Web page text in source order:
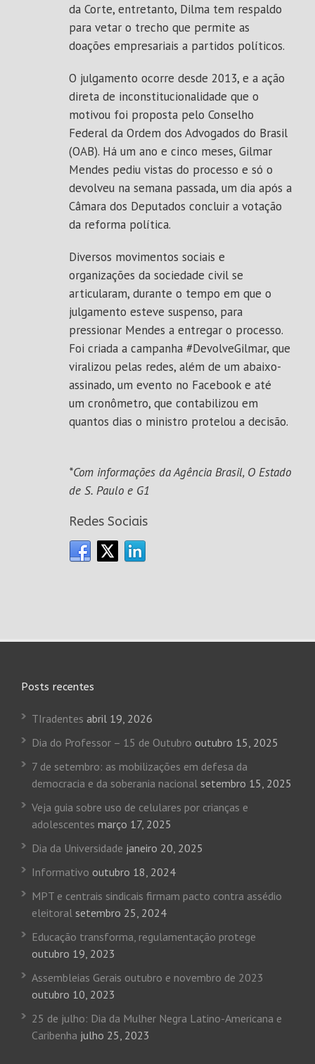
da Corte, entretanto, Dilma tem respaldo
para vetar o trecho que permite as
doações empresariais a partidos políticos.
O julgamento ocorre desde 2013, e a ação
direta de inconstitucionalidade que o
motivou foi proposta pelo Conselho
Federal da Ordem dos Advogados do Brasil
(OAB). Há um ano e cinco meses, Gilmar
Mendes pediu vistas do processo e só o
devolveu na semana passada, um dia após a
Câmara dos Deputados concluir a votação
da reforma política.
Diversos movimentos sociais e
organizações da sociedade civil se
articularam, durante o tempo em que o
julgamento esteve suspenso, para
pressionar Mendes a entregar o processo.
Foi criada a campanha #DevolveGilmar, que
viralizou pelas redes, além de um abaixo-
assinado, um evento no Facebook e até
um cronômetro, que contabilizou em
quantos dias o ministro protelou a decisão.
*Com informações da Agência Brasil, O Estado
de S. Paulo e G1
Redes Sociais
Posts recentes
TIradentes abril 19, 2026
Dia do Professor – 15 de Outubro outubro 15, 2025
7 de setembro: as mobilizações em defesa da
democracia e da soberania nacional setembro 15, 2025
Veja guia sobre uso de celulares por crianças e
adolescentes março 17, 2025
Dia da Universidade janeiro 20, 2025
Informativo outubro 18, 2024
MPT e centrais sindicais firmam pacto contra assédio
eleitoral setembro 25, 2024
Educação transforma, regulamentação protege
outubro 19, 2023
Assembleias Gerais outubro e novembro de 2023
outubro 10, 2023
25 de julho: Dia da Mulher Negra Latino-Americana e
Caribenha julho 25, 2023